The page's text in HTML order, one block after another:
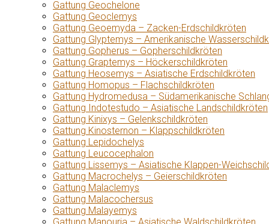
Gattung Geochelone
Gattung Geoclemys
Gattung Geoemyda – Zacken-Erdschildkröten
Gattung Glyptemys – Amerikanische
Gattung Gopherus – Gopherschildkröten
Gattung Graptemys – Höckerschildkröten
Gattung Heosemys – Asiatische Erdschildkröten
Gattung Homopus – Flachschildkröten
Gattung Hydromedusa – Südamerikanische
Gattung Indotestudo – Asiatische Landschildkröten
Gattung Kinixys – Gelenkschildkröten
Gattung Kinosternon – Klappschildkröten
Gattung Lepidochelys
Gattung Leucocephalon
Gattung Lissemys – Asiatische Klappen-
Gattung Macrochelys – Geierschildkröten
Gattung Malaclemys
Gattung Malacochersus
Gattung Malayemys